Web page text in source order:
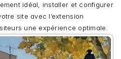
idéal, installer et configurer
site avec l’extension
une expérience optimale.